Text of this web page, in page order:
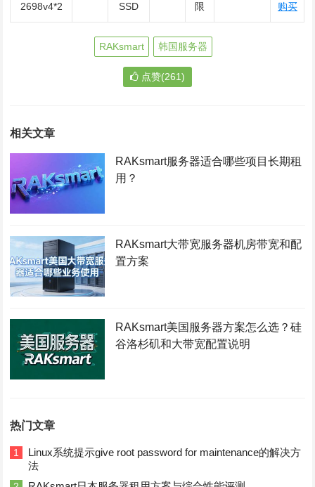
2698v4*2
SSD
限
购买
RAKsmart 韩国服务器
点赞(261)
相关文章
RAKsmart服务器适合哪些项目长期租
用？
RAKsmart大带宽服务器机房带宽和配
置方案
RAKsmart美国服务器方案怎么选？硅
谷洛杉矶和大带宽配置说明
热门文章
1
Linux系统提示give root password for maintenance的解决方
法